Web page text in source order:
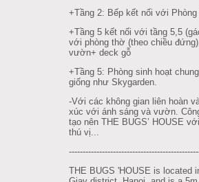
+Tầng 2: Bếp kết nối với Phòng
+Tầng 5 kết nối với tầng 5,5
với phòng thờ (theo chiều
vườn+ deck gỗ
+Tầng 5: Phòng sinh hoạt
giống như Skygarden.
-Với các không gian liên hoàn
xúc với ánh sáng và vườn.
tạo nên THE BUGS’ HOUSE
thú vị...
THE BUGS 'HOUSE is located